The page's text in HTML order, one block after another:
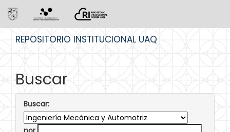
REPOSITORIO INSTITUCIONAL UAQ
Buscar
Buscar: